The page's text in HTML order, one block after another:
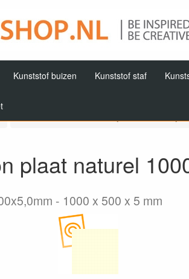
Kunststof buizen Kunststof staf
plaat naturel
1000 x 500 x 5 mm